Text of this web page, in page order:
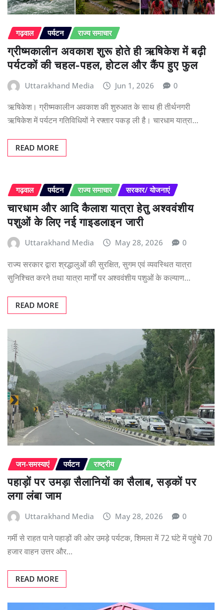
गढ़वाल पर्यटन राज्य समाचार
ग्रीष्मकालीन अवकाश शुरू होते ही ऋषिकेश में बढ़ी
पर्यटकों की चहल-पहल, होटल और कैंप हुए फुल
Uttarakhand Media Jun 1, 2026 0
ऋषिकेश। ग्रीष्मकालीन अवकाश की शुरुआत के साथ ही तीर्थनगरी
ऋषिकेश में पर्यटन गतिविधियों ने रफ्तार पकड़ ली है। चारधाम यात्रा…
READ MORE
गढ़वाल पर्यटन राज्य समाचार सरकार/ योजनाएं
चारधाम और आदि कैलाश यात्रा हेतु अश्ववंशीय
पशुओं के लिए नई गाइडलाइन जारी
Uttarakhand Media May 28, 2026 0
राज्य सरकार द्वारा श्रद्धालुओं की सुरक्षित, सुगम एवं व्यवस्थित यात्रा
सुनिश्चित करने तथा यात्रा मार्गों पर अश्ववंशीय पशुओं के कल्याण…
READ MORE
जन-समस्याएं पर्यटन राष्ट्रीय
पहाड़ों पर उमड़ा सैलानियों का सैलाब, सड़कों पर
लगा लंबा जाम
Uttarakhand Media May 28, 2026 0
गर्मी से राहत पाने पहाड़ों की ओर उमड़े पर्यटक, शिमला में 72 घंटे में पहुंचे 70
हजार वाहन उत्तर और…
READ MORE